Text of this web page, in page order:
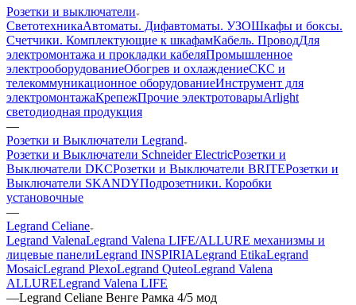
Розетки и выключатели
СветотехникаАвтоматы. Дифавтоматы. УЗОШкафы и боксы.
Счетчики. Комплектующие к шкафамКабель. ПроводДля
электромонтажа и прокладки кабеляПромышленное
электрооборудованиеОбогрев и охлаждениеСКС и
телекоммуникационное оборудованиеИнструмент для
электромонтажаКрепежПрочие электротоварыArlight
светодиодная продукция
—
Розетки и Выключатели Legrand
Розетки и Выключатели Schneider ElectricРозетки и
Выключатели DKCРозетки и Выключатели BRITEРозетки и
Выключатели SKANDYПодрозетники. Коробки
установочные
—
Legrand Celiane
Legrand ValenaLegrand Valena LIFE/ALLURE механизмы и
лицевые панелиLegrand INSPIRIALegrand EtikaLegrand
MosaicLegrand PlexoLegrand QuteoLegrand Valena
ALLURELegrand Valena LIFE
—Legrand Celiane Венге Рамка 4/5 мод